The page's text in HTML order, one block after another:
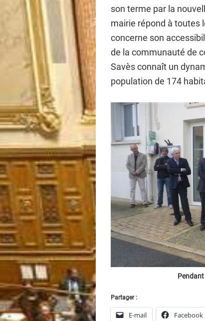
son terme par la
mairie répond à toutes
concerne son
de la communauté de
Savès connaît un
population de 174
Partager :
E-mail Facebook